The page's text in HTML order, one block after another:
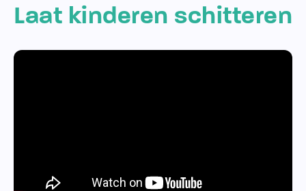
Laat kinderen schitteren